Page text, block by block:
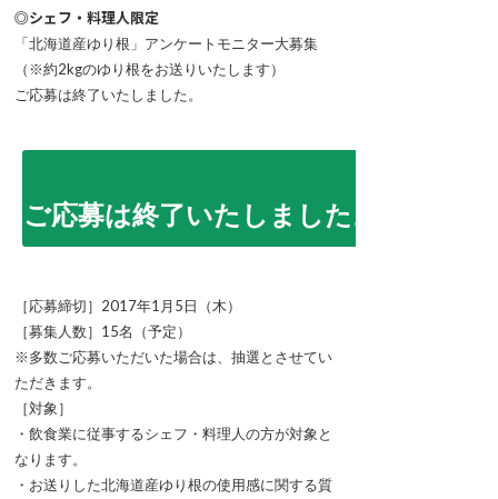
◎シェフ・料理人限定
「北海道産ゆり根」アンケートモニター大募集
（※約2kgのゆり根をお送りいたします）
ご応募は終了いたしました。
募は終了いたしました。
［応募締切］2017年1月5日（木）
［募集人数］15名（予定）
※多数ご応募いただいた場合は、抽選とさせてい
ただきます。
［対象］
・飲食業に従事するシェフ・料理人の方が対象と
なります。
・お送りした北海道産ゆり根の使用感に関する質